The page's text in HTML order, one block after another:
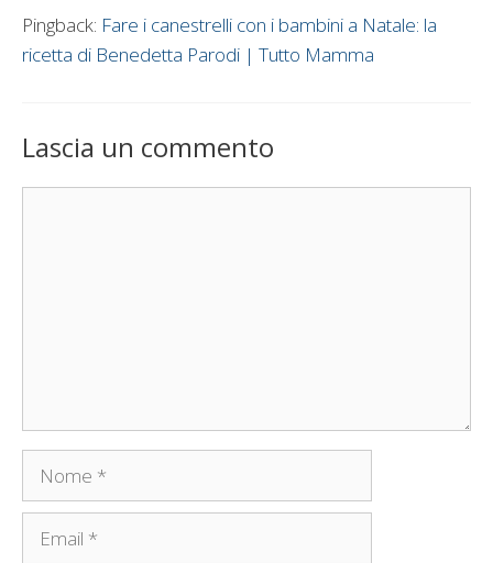
Pingback: Fare i canestrelli con i bambini a Natale: la
ricetta di Benedetta Parodi | Tutto Mamma
Lascia un commento